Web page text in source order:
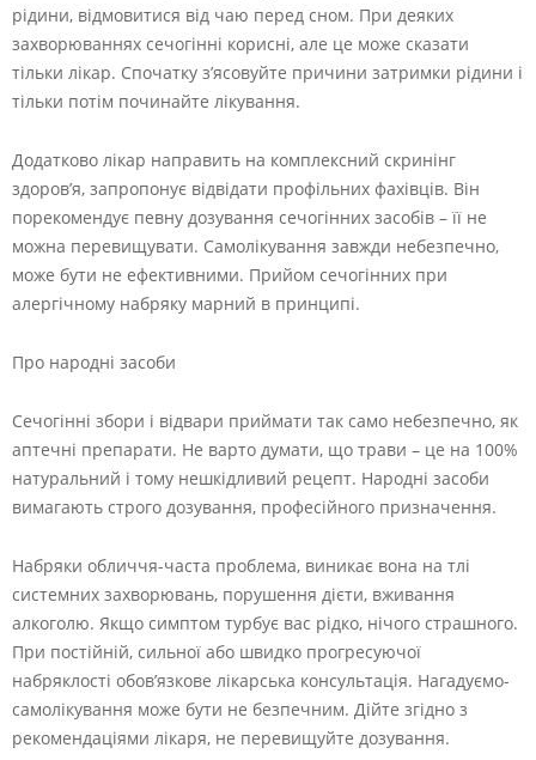
рідини, відмовитися від чаю перед сном. При деяких
захворюваннях сечогінні корисні, але це може сказати
тільки лікар. Спочатку з’ясовуйте причини затримки рідини і
тільки потім починайте лікування.
Додатково лікар направить на комплексний скринінг
здоров’я, запропонує відвідати профільних фахівців. Він
порекомендує певну дозування сечогінних засобів – її не
можна перевищувати. Самолікування завжди небезпечно,
може бути не ефективними. Прийом сечогінних при
алергічному набряку марний в принципі.
Про народні засоби
Сечогінні збори і відвари приймати так само небезпечно, як
аптечні препарати. Не варто думати, що трави – це на 100%
натуральний і тому нешкідливий рецепт. Народні засоби
вимагають строго дозування, професійного призначення.
Набряки обличчя-часта проблема, виникає вона на тлі
системних захворювань, порушення дієти, вживання
алкоголю. Якщо симптом турбує вас рідко, нічого страшного.
При постійній, сильної або швидко прогресуючої
набряклості обов’язкове лікарська консультація. Нагадуємо-
самолікування може бути не безпечним. Дійте згідно з
рекомендаціями лікаря, не перевищуйте дозування.